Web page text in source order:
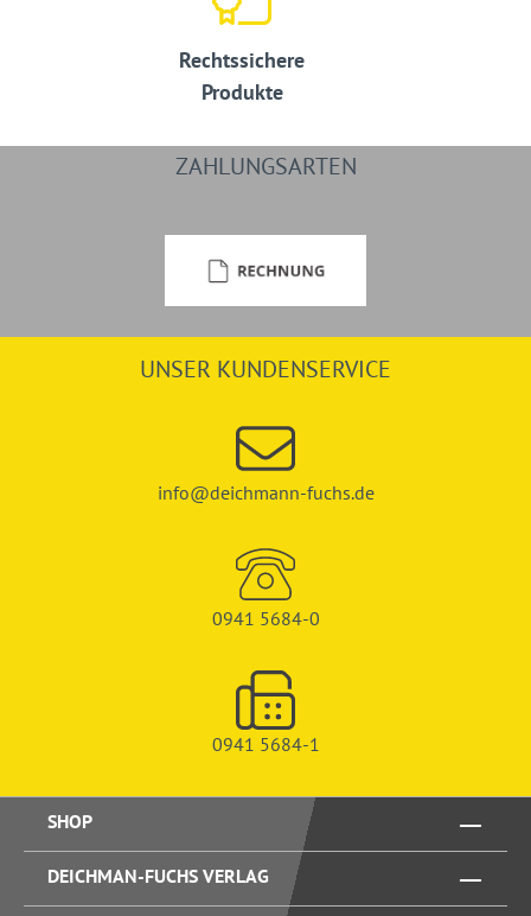
Rechtssichere
Produkte
ZAHLUNGSARTEN
UNSER KUNDENSERVICE
info@deichmann-fuchs.de
0941 5684-0
0941 5684-1
SHOP
DEICHMAN-FUCHS VERLAG